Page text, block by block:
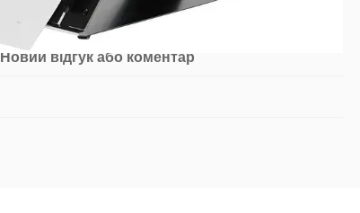
Новий відгук або коментар